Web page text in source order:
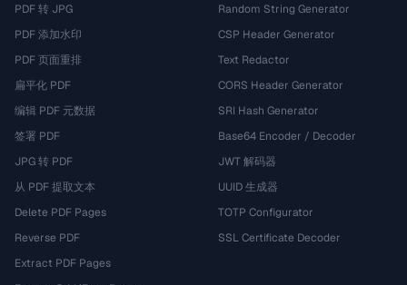
PDF 转 JPG
PDF 添加水印
PDF 页面重排
扁平化 PDF
编辑 PDF 元数据
签署 PDF
JPG 转 PDF
从 PDF 提取文本
Delete PDF Pages
Reverse PDF
Extract PDF Pages
Random String Generator
CSP Header Generator
Text Redactor
CORS Header Generator
SRI Hash Generator
Base64 Encoder / Decoder
JWT 解码器
UUID 生成器
TOTP Configurator
SSL Certificate Decoder